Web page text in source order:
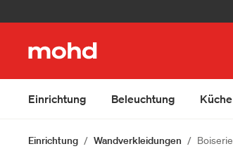
Einrichtung Beleuchtung Küche
Einrichtung Wandverkleidungen Boiserie